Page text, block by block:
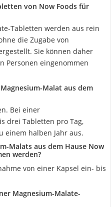
von Now Foods für
Tabletten werden aus rein
die Zugabe von
Sie können daher
Personen eingenommen
Malat aus dem
Bei einer
drei Tabletten pro Tag,
einem halben Jahr aus.
Malats aus dem Hause Now
werden?
von einer Kapsel ein- bis
Magnesium-Malate-